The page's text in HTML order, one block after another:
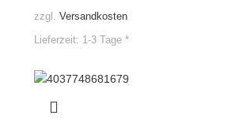
zzgl.Versandkosten
Lieferzeit: 1-3 Tage *